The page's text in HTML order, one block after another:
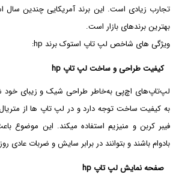
تجارب زیادی است. این برند آمریکایی چندین
بهترین برندهای بازار است.
ویژگی های شاخص لپ تاپ استوک برند hp:
کیفیت طراحی و ساخت لپ تاپ hp
لپ‌تاپ‌های اچ‌پی به‌خاطر طراحی شیک و زیبای خود
به کیفیت ساخت توجه دارد و در لپ تاپ ها از متریال
بادوام باشند و بتوانند در برابر سایش و ضربات عادی
صفحه نمایش لپ تاپ hp